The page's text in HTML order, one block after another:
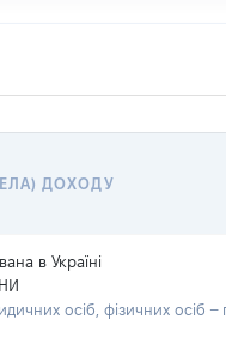
ДОХОДУ
в Україні
осіб, фізичних осіб